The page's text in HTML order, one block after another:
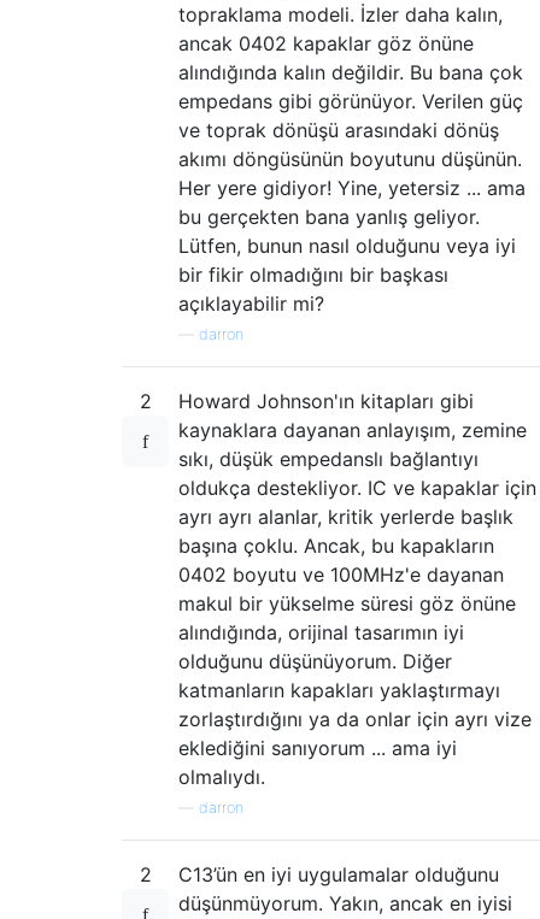
topraklama modeli. İzler daha kalın,
ancak 0402 kapaklar göz önüne
alındığında kalın değildir. Bu bana çok
empedans gibi görünüyor. Verilen güç
ve toprak dönüşü arasındaki dönüş
akımı döngüsünün boyutunu düşünün.
Her yere gidiyor! Yine, yetersiz ... ama
bu gerçekten bana yanlış geliyor.
Lütfen, bunun nasıl olduğunu veya iyi
bir fikir olmadığını bir başkası
açıklayabilir mi?
darron
2
Howard Johnson'ın kitapları gibi
kaynaklara dayanan anlayışım, zemine
sıkı, düşük empedanslı bağlantıyı
oldukça destekliyor. IC ve kapaklar için
ayrı ayrı alanlar, kritik yerlerde başlık
başına çoklu. Ancak, bu kapakların
0402 boyutu ve 100MHz'e dayanan
makul bir yükselme süresi göz önüne
alındığında, orijinal tasarımın iyi
olduğunu düşünüyorum. Diğer
katmanların kapakları yaklaştırmayı
zorlaştırdığını ya da onlar için ayrı vize
eklediğini sanıyorum ... ama iyi
olmalıydı.
darron
2
C13’ün en iyi uygulamalar olduğunu
düşünmüyorum. Yakın, ancak en iyisi